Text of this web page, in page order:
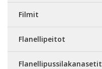
Filmit
Flanellipeitot
Flanellipussilakanasetit